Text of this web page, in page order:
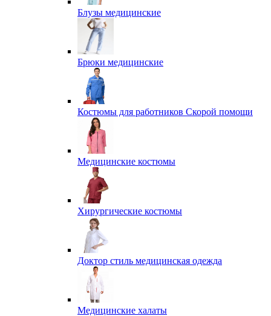
Блузы медицинские
Брюки медицинские
Костюмы для работников Скорой помощи
Медицинские костюмы
Хирургические костюмы
Доктор стиль медицинская одежда
Медицинские халаты